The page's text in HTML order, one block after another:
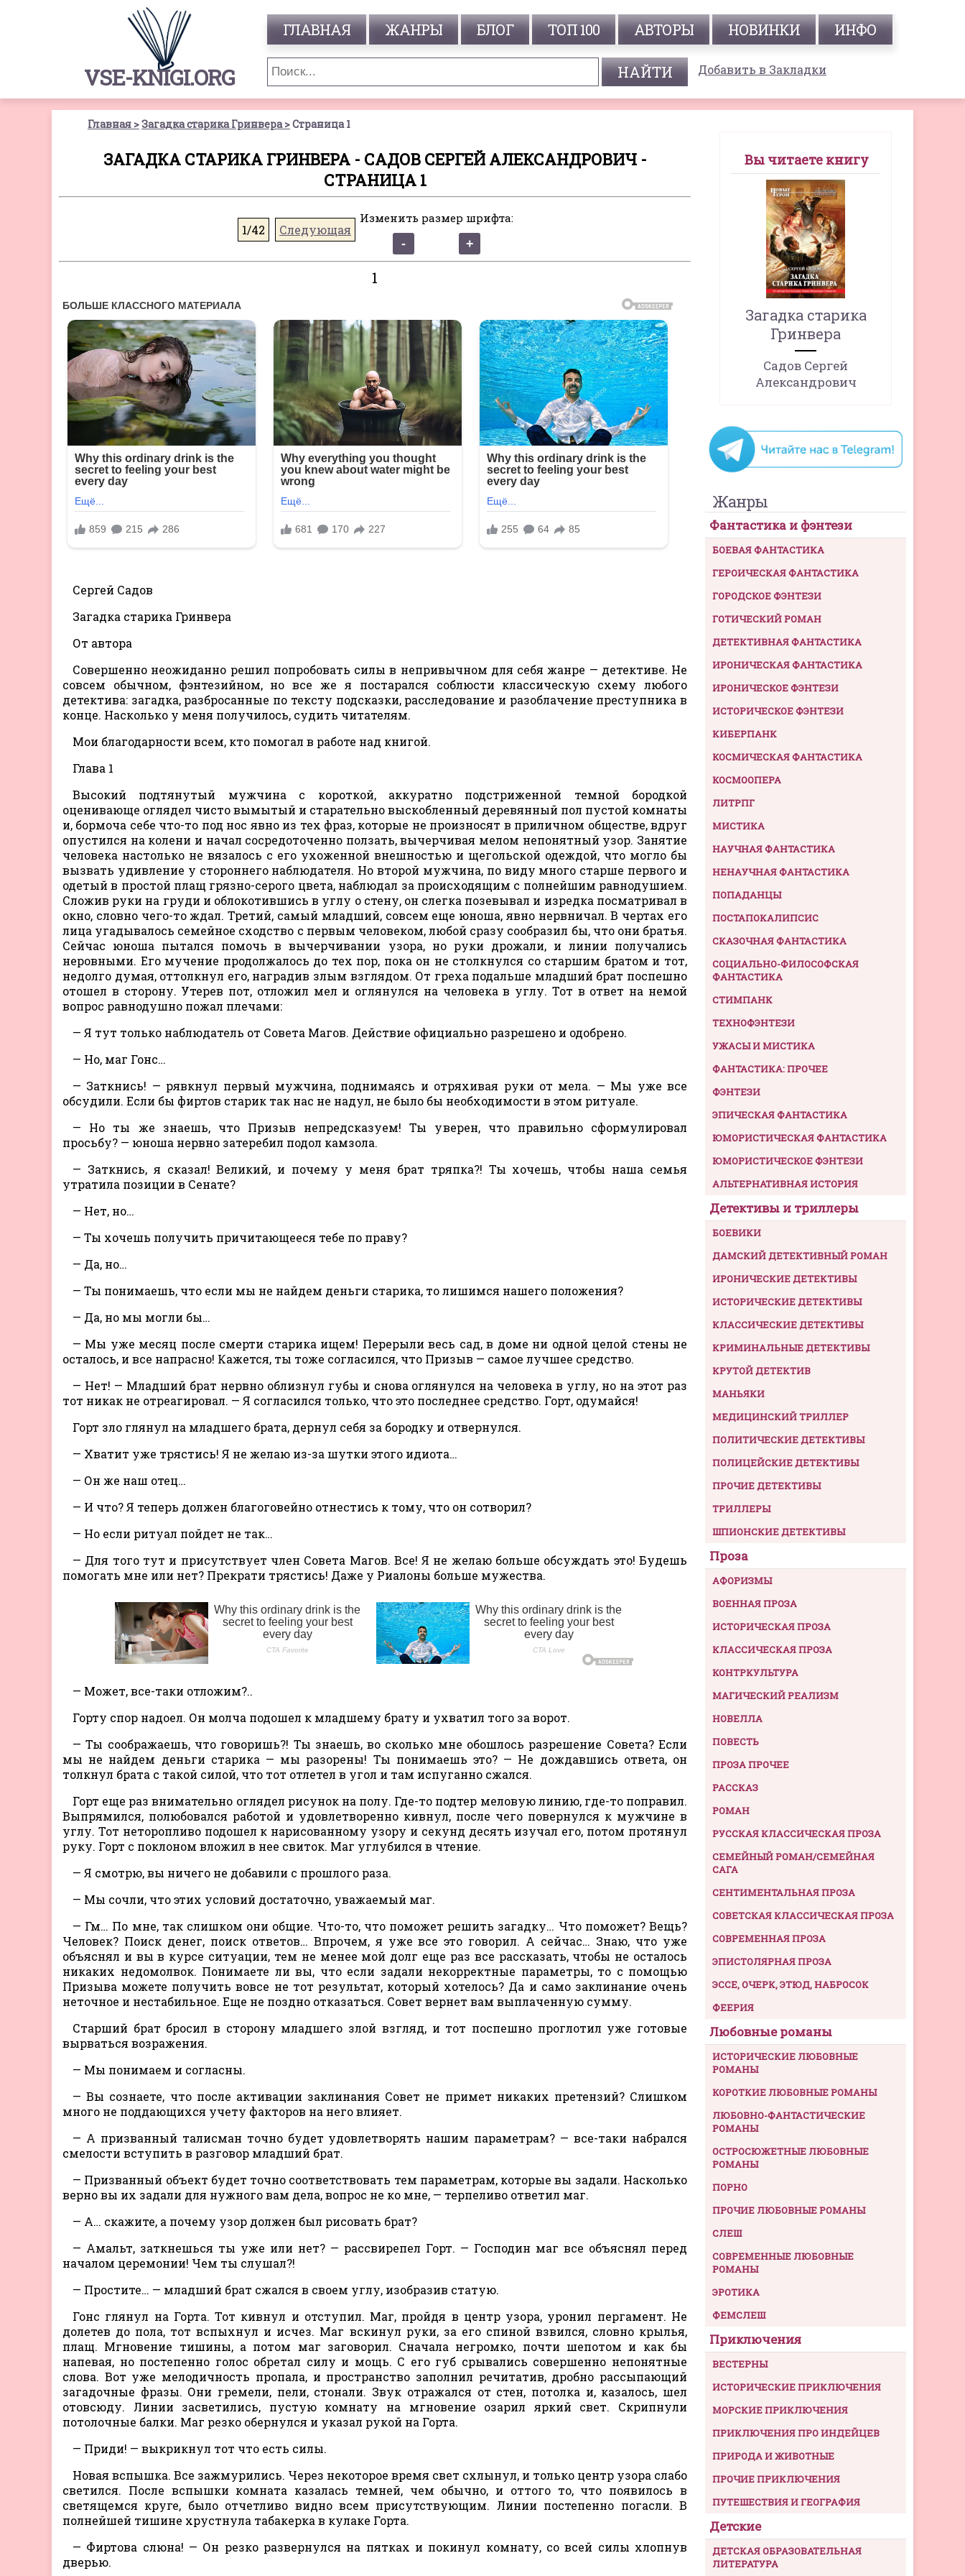
VSE-KNIGI.ORG
ГЛАВНАЯ ЖАНРЫ БЛОГ ТОП 100 АВТОРЫ НОВИНКИ ИНФО
Добавить в Закладки
Главная Загадка старика Гринвера Страница 1
ЗАГАДКА СТАРИКА ГРИНВЕРА - САДОВ СЕРГЕЙ АЛЕКСАНДРОВИЧ -
СТРАНИЦА 1
1/42 Следующая
Изменить размер шрифта:
1
Сергей Садов
Загадка старика Гринвера
От автора
Совершенно неожиданно решил попробовать силы в непривычном для себя жанре — детективе. Не
совсем обычном, фэнтезийном, но все же я постарался соблюсти классическую схему любого
детектива: загадка, разбросанные по тексту подсказки, расследование и разоблачение преступника в
конце. Насколько у меня получилось, судить читателям.
Мои благодарности всем, кто помогал в работе над книгой.
Глава 1
Высокий подтянутый мужчина с короткой, аккуратно подстриженной темной бородкой
оценивающе оглядел чисто вымытый и старательно выскобленный деревянный пол пустой комнаты
и, бормоча себе что-то под нос явно из тех фраз, которые не произносят в приличном обществе, вдруг
опустился на колени и начал сосредоточенно ползать, вычерчивая мелом непонятный узор. Занятие
человека настолько не вязалось с его ухоженной внешностью и щегольской одеждой, что могло бы
вызвать удивление у стороннего наблюдателя. Но второй мужчина, по виду много старше первого и
одетый в простой плащ грязно-серого цвета, наблюдал за происходящим с полнейшим равнодушием.
Сложив руки на груди и облокотившись в углу о стену, он слегка позевывал и изредка посматривал в
окно, словно чего-то ждал. Третий, самый младший, совсем еще юноша, явно нервничал. В чертах его
лица угадывалось семейное сходство с первым человеком, любой сразу сообразил бы, что они братья.
Сейчас юноша пытался помочь в вычерчивании узора, но руки дрожали, и линии получались
неровными. Его мучение продолжалось до тех пор, пока он не столкнулся со старшим братом и тот,
недолго думая, оттолкнул его, наградив злым взглядом. От греха подальше младший брат поспешно
отошел в сторону. Утерев пот, отложил мел и оглянулся на человека в углу. Тот в ответ на немой
вопрос равнодушно пожал плечами:
— Я тут только наблюдатель от Совета Магов. Действие официально разрешено и одобрено.
— Но, маг Гонс…
— Заткнись! — рявкнул первый мужчина, поднимаясь и отряхивая руки от мела. — Мы уже все
обсудили. Если бы фиртов старик так нас не надул, не было бы необходимости в этом ритуале.
— Но ты же знаешь, что Призыв непредсказуем! Ты уверен, что правильно сформулировал
просьбу? — юноша нервно затеребил подол камзола.
— Заткнись, я сказал! Великий, и почему у меня брат тряпка?! Ты хочешь, чтобы наша семья
утратила позиции в Сенате?
— Нет, но…
— Ты хочешь получить причитающееся тебе по праву?
— Да, но…
— Ты понимаешь, что если мы не найдем деньги старика, то лишимся нашего положения?
— Да, но мы могли бы…
— Мы уже месяц после смерти старика ищем! Перерыли весь сад, в доме ни одной целой стены не
осталось, и все напрасно! Кажется, ты тоже согласился, что Призыв — самое лучшее средство.
— Нет! — Младший брат нервно облизнул губы и снова оглянулся на человека в углу, но на этот раз
тот никак не отреагировал. — Я согласился только, что это последнее средство. Горт, одумайся!
Горт зло глянул на младшего брата, дернул себя за бородку и отвернулся.
— Хватит уже трястись! Я не желаю из-за шутки этого идиота…
— Он же наш отец…
— И что? Я теперь должен благоговейно отнестись к тому, что он сотворил?
— Но если ритуал пойдет не так…
— Для того тут и присутствует член Совета Магов. Все! Я не желаю больше обсуждать это! Будешь
помогать мне или нет? Прекрати трястись! Даже у Риалоны больше мужества.
— Может, все-таки отложим?..
Горту спор надоел. Он молча подошел к младшему брату и ухватил того за ворот.
— Ты соображаешь, что говоришь?! Ты знаешь, во сколько мне обошлось разрешение Совета? Если
мы не найдем деньги старика — мы разорены! Ты понимаешь это? — Не дождавшись ответа, он
толкнул брата с такой силой, что тот отлетел в угол и там испуганно сжался.
Горт еще раз внимательно оглядел рисунок на полу. Где-то подтер меловую линию, где-то поправил.
Выпрямился, полюбовался работой и удовлетворенно кивнул, после чего повернулся к мужчине в
углу. Тот неторопливо подошел к нарисованному узору и секунд десять изучал его, потом протянул
руку. Горт с поклоном вложил в нее свиток. Маг углубился в чтение.
— Я смотрю, вы ничего не добавили с прошлого раза.
— Мы сочли, что этих условий достаточно, уважаемый маг.
— Гм… По мне, так слишком они общие. Что-то, что поможет решить загадку… Что поможет? Вещь?
Человек? Поиск денег, поиск ответов… Впрочем, я уже все это говорил. А сейчас… Знаю, что уже
объяснял и вы в курсе ситуации, тем не менее мой долг еще раз все рассказать, чтобы не осталось
никаких недомолвок. Понимаете ли вы, что если задали некорректные параметры, то с помощью
Призыва можете получить вовсе не тот результат, который хотелось? Да и само заклинание очень
неточное и нестабильное. Еще не поздно отказаться. Совет вернет вам выплаченную сумму.
Старший брат бросил в сторону младшего злой взгляд, и тот поспешно проглотил уже готовые
вырваться возражения.
— Мы понимаем и согласны.
— Вы сознаете, что после активации заклинания Совет не примет никаких претензий? Слишком
много не поддающихся учету факторов на него влияет.
— А призванный талисман точно будет удовлетворять нашим параметрам? — все-таки набрался
смелости вступить в разговор младший брат.
— Призванный объект будет точно соответствовать тем параметрам, которые вы задали. Насколько
верно вы их задали для нужного вам дела, вопрос не ко мне, — терпеливо ответил маг.
— А… скажите, а почему узор должен был рисовать брат?
— Амальт, заткнешься ты уже или нет? — рассвирепел Горт. — Господин маг все объяснял перед
началом церемонии! Чем ты слушал?!
— Простите… — младший брат сжался в своем углу, изобразив статую.
Гонс глянул на Горта. Тот кивнул и отступил. Маг, пройдя в центр узора, уронил пергамент. Не
долетев до пола, тот вспыхнул и исчез. Маг вскинул руки, за его спиной взвился, словно крылья,
плащ. Мгновение тишины, а потом маг заговорил. Сначала негромко, почти шепотом и как бы
напевая, но постепенно голос обретал силу и мощь. С его губ срывались совершенно непонятные
слова. Вот уже мелодичность пропала, и пространство заполнил речитатив, дробно рассыпающий
загадочные фразы. Они гремели, пели, стонали. Звук отражался от стен, потолка и, казалось, шел
отовсюду. Линии засветились, пустую комнату на мгновение озарил яркий свет. Скрипнули
потолочные балки. Маг резко обернулся и указал рукой на Горта.
— Приди! — выкрикнул тот что есть силы.
Новая вспышка. Все зажмурились. Через некоторое время свет схлынул, и только центр узора слабо
светился. После вспышки комната казалась темней, чем обычно, и оттого то, что появилось в
светящемся круге, было отчетливо видно всем присутствующим. Линии постепенно погасли. В
полнейшей тишине хрустнула табакерка в кулаке Горта.
— Фиртова слюна! — Он резко развернулся на пятках и покинул комнату, со всей силы хлопнув
дверью.
Вы читаете книгу
Загадка старика
Гринвера
Садов Сергей
Александрович
Жанры
Фантастика и фэнтези
БОЕВАЯ ФАНТАСТИКА
ГЕРОИЧЕСКАЯ ФАНТАСТИКА
ГОРОДСКОЕ ФЭНТЕЗИ
ГОТИЧЕСКИЙ РОМАН
ДЕТЕКТИВНАЯ ФАНТАСТИКА
ИРОНИЧЕСКАЯ ФАНТАСТИКА
ИРОНИЧЕСКОЕ ФЭНТЕЗИ
ИСТОРИЧЕСКОЕ ФЭНТЕЗИ
КИБЕРПАНК
КОСМИЧЕСКАЯ ФАНТАСТИКА
КОСМООПЕРА
ЛИТРПГ
МИСТИКА
НАУЧНАЯ ФАНТАСТИКА
НЕНАУЧНАЯ ФАНТАСТИКА
ПОПАДАНЦЫ
ПОСТАПОКАЛИПСИС
СКАЗОЧНАЯ ФАНТАСТИКА
СОЦИАЛЬНО-ФИЛОСОФСКАЯ
ФАНТАСТИКА
СТИМПАНК
ТЕХНОФЭНТЕЗИ
УЖАСЫ И МИСТИКА
ФАНТАСТИКА: ПРОЧЕЕ
ФЭНТЕЗИ
ЭПИЧЕСКАЯ ФАНТАСТИКА
ЮМОРИСТИЧЕСКАЯ ФАНТАСТИКА
ЮМОРИСТИЧЕСКОЕ ФЭНТЕЗИ
АЛЬТЕРНАТИВНАЯ ИСТОРИЯ
Детективы и триллеры
БОЕВИКИ
ДАМСКИЙ ДЕТЕКТИВНЫЙ РОМАН
ИРОНИЧЕСКИЕ ДЕТЕКТИВЫ
ИСТОРИЧЕСКИЕ ДЕТЕКТИВЫ
КЛАССИЧЕСКИЕ ДЕТЕКТИВЫ
КРИМИНАЛЬНЫЕ ДЕТЕКТИВЫ
КРУТОЙ ДЕТЕКТИВ
МАНЬЯКИ
МЕДИЦИНСКИЙ ТРИЛЛЕР
ПОЛИТИЧЕСКИЕ ДЕТЕКТИВЫ
ПОЛИЦЕЙСКИЕ ДЕТЕКТИВЫ
ПРОЧИЕ ДЕТЕКТИВЫ
ТРИЛЛЕРЫ
ШПИОНСКИЕ ДЕТЕКТИВЫ
Проза
АФОРИЗМЫ
ВОЕННАЯ ПРОЗА
ИСТОРИЧЕСКАЯ ПРОЗА
КЛАССИЧЕСКАЯ ПРОЗА
КОНТРКУЛЬТУРА
МАГИЧЕСКИЙ РЕАЛИЗМ
НОВЕЛЛА
ПОВЕСТЬ
ПРОЗА ПРОЧЕЕ
РАССКАЗ
РОМАН
РУССКАЯ КЛАССИЧЕСКАЯ ПРОЗА
СЕМЕЙНЫЙ РОМАН/СЕМЕЙНАЯ
САГА
СЕНТИМЕНТАЛЬНАЯ ПРОЗА
СОВЕТСКАЯ КЛАССИЧЕСКАЯ ПРОЗА
СОВРЕМЕННАЯ ПРОЗА
ЭПИСТОЛЯРНАЯ ПРОЗА
ЭССЕ, ОЧЕРК, ЭТЮД, НАБРОСОК
ФЕЕРИЯ
Любовные романы
ИСТОРИЧЕСКИЕ ЛЮБОВНЫЕ
РОМАНЫ
КОРОТКИЕ ЛЮБОВНЫЕ РОМАНЫ
ЛЮБОВНО-ФАНТАСТИЧЕСКИЕ
РОМАНЫ
ОСТРОСЮЖЕТНЫЕ ЛЮБОВНЫЕ
РОМАНЫ
ПОРНО
ПРОЧИЕ ЛЮБОВНЫЕ РОМАНЫ
СЛЕШ
СОВРЕМЕННЫЕ ЛЮБОВНЫЕ
РОМАНЫ
ЭРОТИКА
ФЕМСЛЕШ
Приключения
ВЕСТЕРНЫ
ИСТОРИЧЕСКИЕ ПРИКЛЮЧЕНИЯ
МОРСКИЕ ПРИКЛЮЧЕНИЯ
ПРИКЛЮЧЕНИЯ ПРО ИНДЕЙЦЕВ
ПРИРОДА И ЖИВОТНЫЕ
ПРОЧИЕ ПРИКЛЮЧЕНИЯ
ПУТЕШЕСТВИЯ И ГЕОГРАФИЯ
Детские
ДЕТСКАЯ ОБРАЗОВАТЕЛЬНАЯ
ЛИТЕРАТУРА